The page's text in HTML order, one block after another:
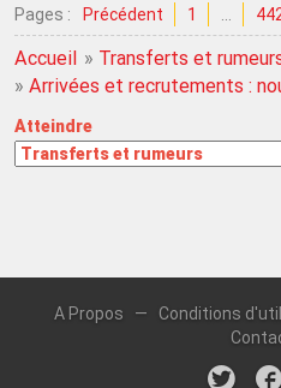
Pages : Précédent 1
Accueil » Transferts et
» Arrivées et recrutements :
Atteindre
A Propos — Conditions